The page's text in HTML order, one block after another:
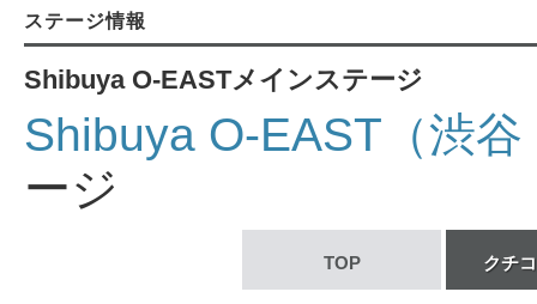
ステージ情報
Shibuya O-EASTメインステージ
Shibuya O-EAST（渋
ージ
TOP クチ